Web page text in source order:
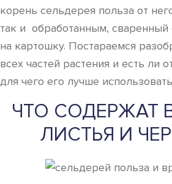
корень сельдерея польза от
так и обработанным, сваренный
на картошку. Постараемся
всех частей растения и есть ли
для чего его лучше
ЧТО СОДЕРЖАТ
ЛИСТЬЯ И